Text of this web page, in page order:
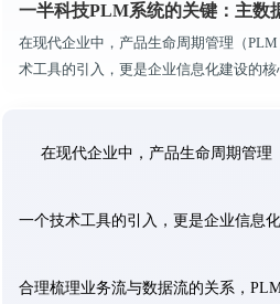
一半科技PLM系统的关键：主数
在现代企业中，产品生命周期管理（
术工具的引入，更是企业信息化建设的核
在现代企业中，产品生命周期管理
一个技术工具的引入，更是企业信息
合理梳理业务流与数据流的关系，